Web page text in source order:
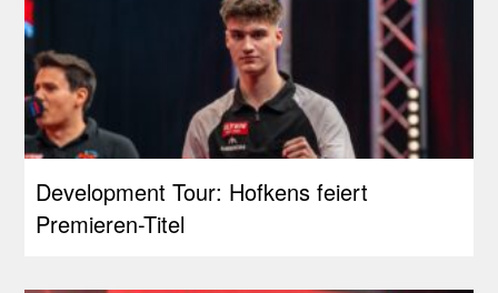
Development Tour: Hofkens feiert
Premieren-Titel